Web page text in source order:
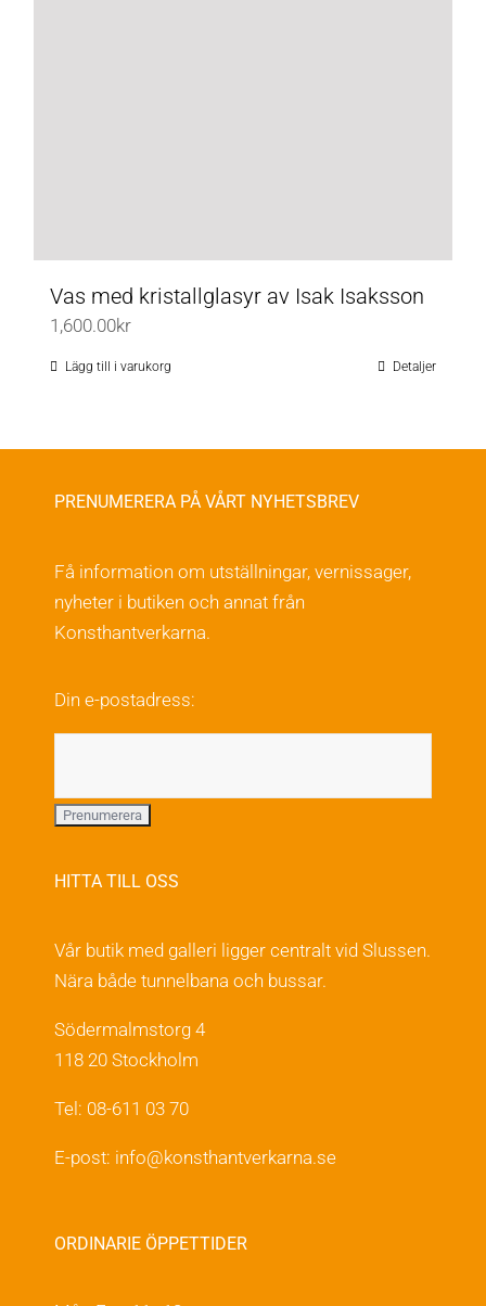
Vas med kristallglasyr av Isak Isaksson
1,600.00kr
Lägg till i varukorg Detaljer
PRENUMERERA PÅ VÅRT NYHETSBREV
Få information om utställningar, vernissager,
nyheter i butiken och annat från
Konsthantverkarna.
Din e-postadress:
HITTA TILL OSS
Vår butik med galleri ligger centralt vid Slussen.
Nära både tunnelbana och bussar.
Södermalmstorg 4
118 20 Stockholm
Tel: 08-611 03 70
E-post: info@konsthantverkarna.se
ORDINARIE ÖPPETTIDER